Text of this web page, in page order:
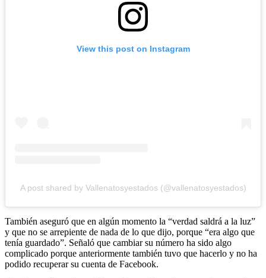
View this post on Instagram
A post shared by Vallenatosyestados (@vallenatosyestados)
También aseguró que en algún momento la “verdad saldrá a la luz”
y que no se arrepiente de nada de lo que dijo, porque “era algo que
tenía guardado”. Señaló que cambiar su número ha sido algo
complicado porque anteriormente también tuvo que hacerlo y no ha
podido recuperar su cuenta de Facebook.